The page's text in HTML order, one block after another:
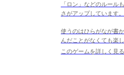
「ロン」などのルール
さがアップしています。
使うのはひらがなが書
んだことがなくても楽
このゲームを詳しく見る